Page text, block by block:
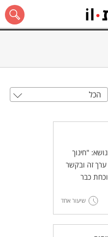
הכל
"חינוך
ערך זה ובקשר
כבר
שיעור אחד